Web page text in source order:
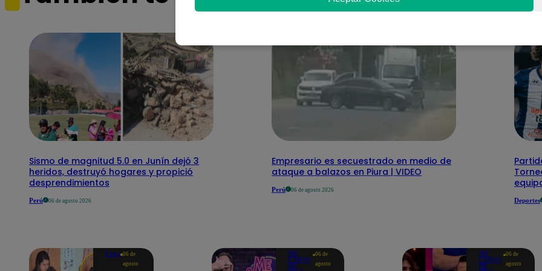
Sismo de magnitud 5.0 en Junín dejó 3
heridos, destruyó hogares y propició
desprendimientos
Perú 06 de agosto 2026
Empresario es secuestrado en medio de
ataque a balazos en Piura | VIDEO
Perú 06 de agosto 2026
Deportes
Lima 06 de
agosto
ME
CAIGO
DE
06 de
agosto
ME
CAIGO
DE
06 de
agosto